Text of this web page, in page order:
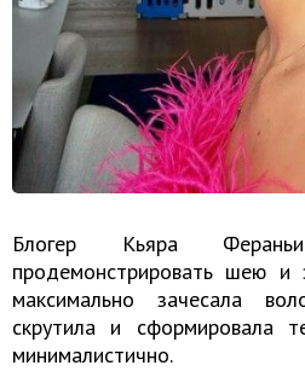
Блогер Кьяра
продемонстрировать шею и
максимально зачесала
скрутила и сформировала
минималистично.